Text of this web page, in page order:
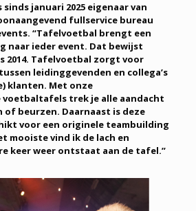
sinds januari 2025 eigenaar van
fullservice bureau
“Tafelvoetbal brengt een
naar ieder event. Dat bewijst
2014. Tafelvoetbal zorgt voor
leidinggevenden en collega’s
klanten. Met onze
voetbaltafels trek je alle aandacht
beurzen. Daarnaast is deze
voor een originele teambuilding
mooiste vind ik de lach en
keer weer ontstaat aan de tafel.”